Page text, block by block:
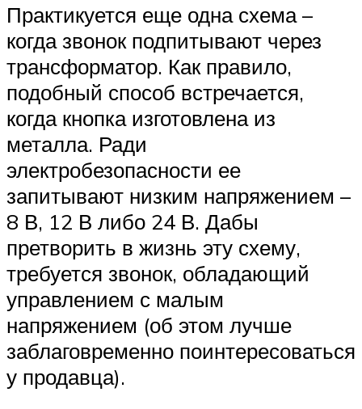
Практикуется еще одна схема –
когда звонок подпитывают через
трансформатор. Как правило,
подобный способ встречается,
когда кнопка изготовлена из
металла. Ради
электробезопасности ее
запитывают низким напряжением –
8 В, 12 В либо 24 В. Дабы
претворить в жизнь эту схему,
требуется звонок, обладающий
управлением с малым
напряжением (об этом лучше
заблаговременно поинтересоваться
у продавца).